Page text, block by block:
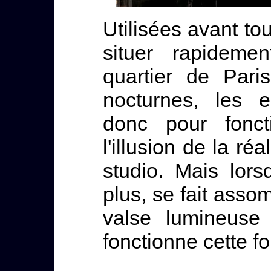
Utilisées avant
situer
quartier de
nocturnes, les
donc pour
l'illusion de la
studio. Mais
plus, se fait
valse
fonctionne cette